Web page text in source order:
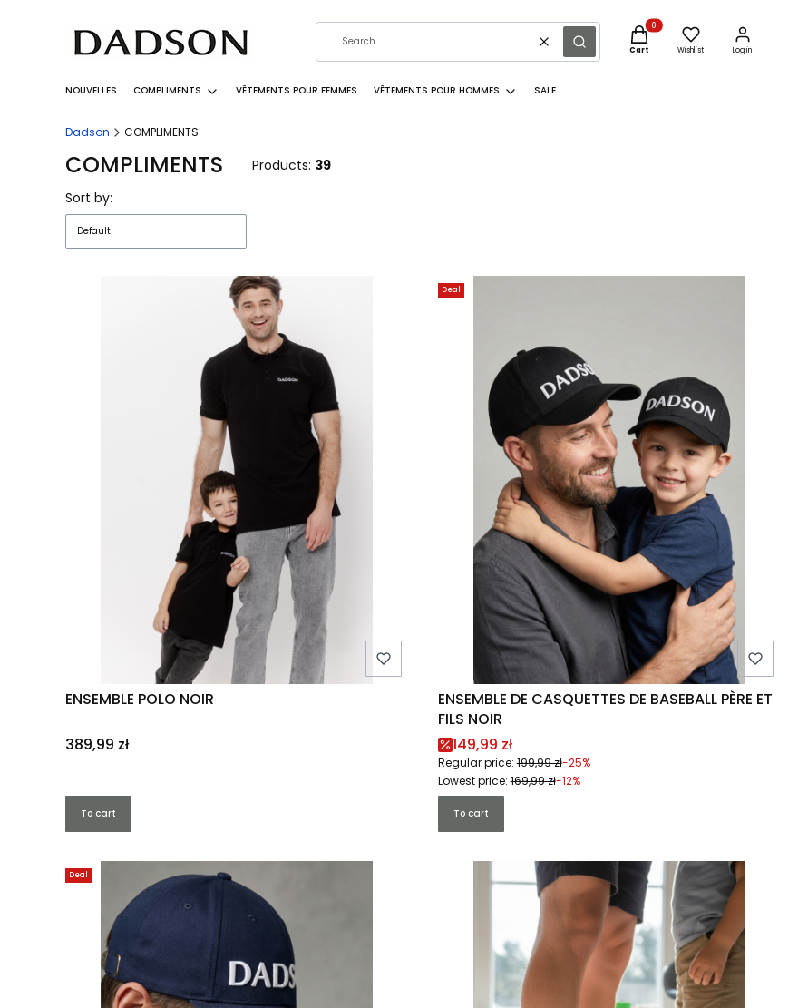
Clear Search
Products in the cart: 0. See details
Cart Wishlist Log in
NOUVELLES COMPLIMENTS VÊTEMENTS POUR FEMMES VÊTEMENTS POUR HOMMES SALE
Dadson COMPLIMENTS
COMPLIMENTS Products: 39
List of products
Sort by:
Default
ENSEMBLE POLO NOIR
Price
389,99 zł
To cart
Deal
ENSEMBLE DE CASQUETTES DE BASEBALL PÈRE ET
FILS NOIR
Promotional price
149,99 zł
Regular price: 199,99 zł-25%
Lowest price: 169,99 zł-12%
To cart
Deal